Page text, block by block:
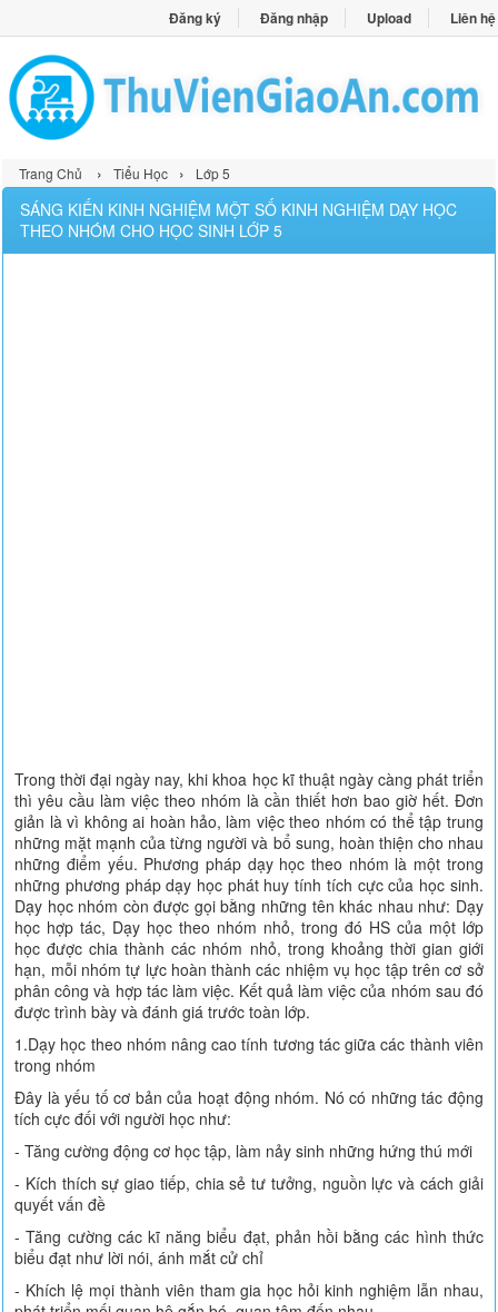
Đăng ký Đăng nhập Upload Liên hệ
Trang Chủ › Tiểu Học › Lớp 5
SÁNG KIẾN KINH NGHIỆM MỘT SỐ KINH NGHIỆM DẠY HỌC
THEO NHÓM CHO HỌC SINH LỚP 5
Trong thời đại ngày nay, khi khoa học kĩ thuật ngày càng phát triển
thì yêu cầu làm việc theo nhóm là cần thiết hơn bao giờ hết. Đơn
giản là vì không ai hoàn hảo, làm việc theo nhóm có thể tập trung
những mặt mạnh của từng người và bổ sung, hoàn thiện cho nhau
những điểm yếu. Phương pháp dạy học theo nhóm là một trong
những phương pháp dạy học phát huy tính tích cực của học sinh.
Dạy học nhóm còn được gọi bằng những tên khác nhau như: Dạy
học hợp tác, Dạy học theo nhóm nhỏ, trong đó HS của một lớp
học được chia thành các nhóm nhỏ, trong khoảng thời gian giới
hạn, mỗi nhóm tự lực hoàn thành các nhiệm vụ học tập trên cơ sở
phân công và hợp tác làm việc. Kết quả làm việc của nhóm sau đó
được trình bày và đánh giá trước toàn lớp.
1.Dạy học theo nhóm nâng cao tính tương tác giữa các thành viên
trong nhóm
Đây là yếu tố cơ bản của hoạt động nhóm. Nó có những tác động
tích cực đối với người học như:
- Tăng cường động cơ học tập, làm nảy sinh những hứng thú mới
- Kích thích sự giao tiếp, chia sẻ tư tưởng, nguồn lực và cách giải
quyết vấn đề
- Tăng cường các kĩ năng biểu đạt, phản hồi bằng các hình thức
biểu đạt như lời nói, ánh mắt cử chỉ
- Khích lệ mọi thành viên tham gia học hỏi kinh nghiệm lẫn nhau,